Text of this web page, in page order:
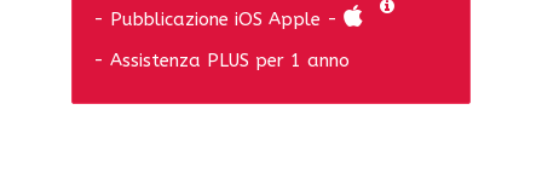
- Pubblicazione iOS Apple -
- Assistenza PLUS per 1 anno